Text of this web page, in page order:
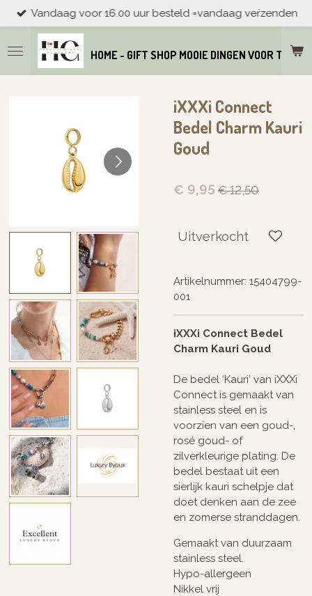
Ga
direct
naar
de
hoofdinhoud
HOME - GIFT SHOP MOOIE DINGEN VOOR THUIS
Vandaag voor 16.00 uur besteld =vandaag veŕzenden
iXXXi Connect
Bedel Charm Kauri
Goud
€ 9,95 € 12,50
Uitverkocht
Artikelnummer: 15404799-
001
iXXXi Connect Bedel
Charm Kauri Goud
De bedel ‘Kauri’ van iXXXi
Connect is gemaakt van
stainless steel en is
voorzien van een goud-,
rosé goud- of
zilverkleurige plating. De
bedel bestaat uit een
sierlijk kauri schelpje dat
doet denken aan de zee
en zomerse stranddagen.
Gemaakt van duurzaam
stainless steel.
Hypo-allergeen
Nikkel vrij